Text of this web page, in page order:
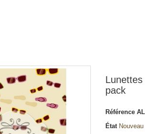
pack
Référence
État Nouveau